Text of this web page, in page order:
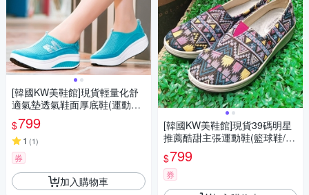
[韓國KW美鞋館]現貨輕量化舒
適氣墊透氣鞋面厚底鞋(運動鞋/
跑步鞋/厚底/休閒鞋)
$799
1 (1)
券
加入購物車
[韓國KW美鞋館]現貨39碼明星
推薦酷甜主張運動鞋(籃球鞋/慢
跑鞋/運動鞋/休閒鞋)
$799
券